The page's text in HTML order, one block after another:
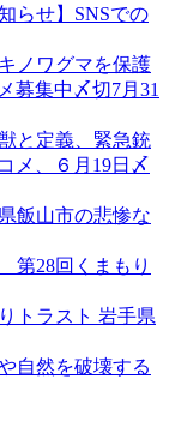
らせ】SNSでの
ノワグマを保護
集中〆切7月31
と定義、緊急銃
メ、６月19日〆
飯山市の悲惨な
第28回くまもり
トラスト 岩手県
自然を破壊する